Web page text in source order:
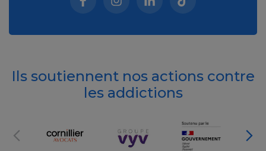
Facebook (nouvelle fenêtre)
Instagram (nouvelle fenêtre)
Linkedin (nouvelle
Tiktok (nouvelle
Ils soutiennent nos actions contre
les addictions